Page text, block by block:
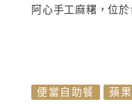
阿心手工麻糬，位
便當自助餐 蘋